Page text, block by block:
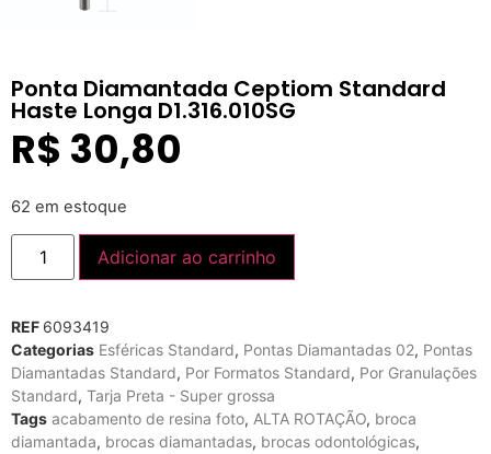
Ponta Diamantada Ceptiom Standard
Haste Longa D1.316.010SG
R$ 30,80
62 em estoque
Adicionar ao carrinho
REF 6093419
Categorias Esféricas Standard, Pontas Diamantadas 02, Pontas
Diamantadas Standard, Por Formatos Standard, Por Granulações
Standard, Tarja Preta - Super grossa
Tags acabamento de resina foto, ALTA ROTAÇÃO, broca
diamantada, brocas diamantadas, brocas odontológicas,